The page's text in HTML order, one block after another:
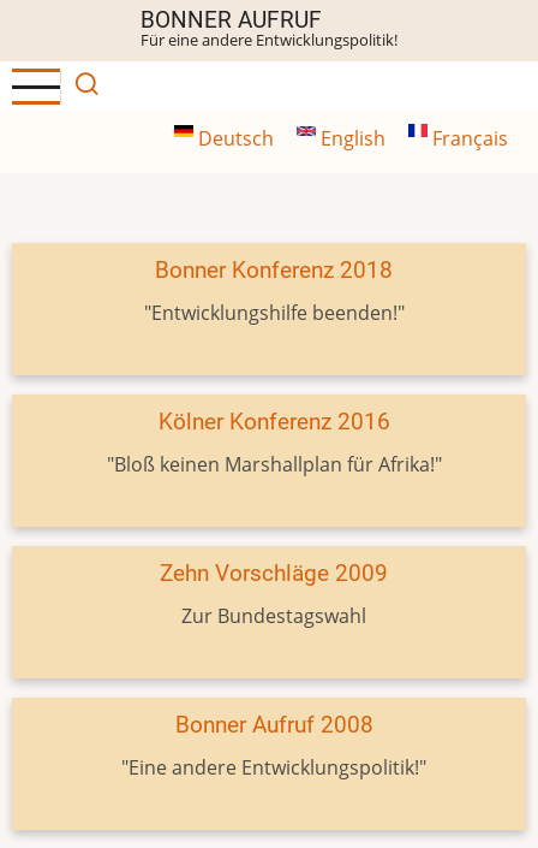
Inhalt
BONNER AUFRUF
Für eine andere Entwicklungspolitik!
Deutsch English Français
Bonner Konferenz 2018
"Entwicklungshilfe beenden!"
Kölner Konferenz 2016
"Bloß keinen Marshallplan für Afrika!"
Zehn Vorschläge 2009
Zur Bundestagswahl
Bonner Aufruf 2008
"Eine andere Entwicklungspolitik!"